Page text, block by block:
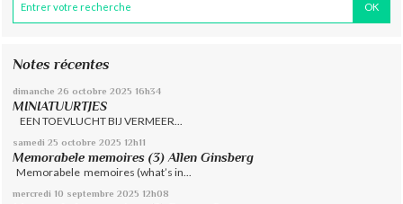
Notes récentes
dimanche 26 octobre 2025 16h34
MINIATUURTJES
EEN TOEVLUCHT BIJ VERMEER...
samedi 25 octobre 2025 12h11
Memorabele memoires (3) Allen Ginsberg
Memorabele memoires (what’s in...
mercredi 10 septembre 2025 12h08